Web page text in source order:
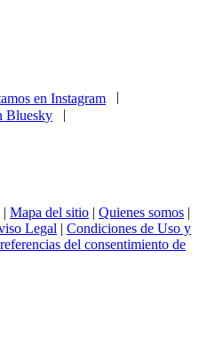
|
| Mapa del sitio | Quienes somos |
Legal | Condiciones de Uso y
del consentimiento de